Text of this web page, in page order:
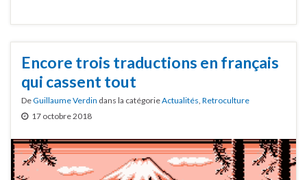
Encore trois traductions en français
qui cassent tout
DeGuillaume Verdin dans la catégorieActualités, Retroculture
17 octobre 2018